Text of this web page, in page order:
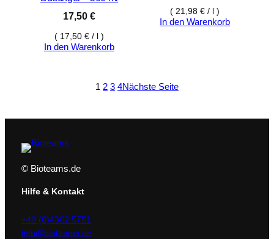
17,50 €
( 17,50 €/ l)
In den Warenkorb
( 21,98€ / l )
In den Warenkorb
1 2 3 4Nächste Seite
© Bioteams.de
Hilfe & Kontakt
+49 (0)4362 5751
info@bioteams.de